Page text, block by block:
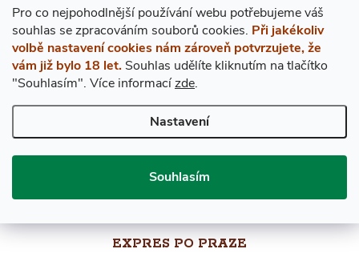
Pro co nejpohodlnější používání webu potřebujeme váš
souhlas se zpracováním souborů cookies. Při jakékoliv
volbě nastavení cookies nám zároveň potvrzujete, že
vám již bylo 18 let. Souhlas udělíte kliknutím na tlačítko
"Souhlasím". Více informacízde.
Nastavení
Souhlasím
která osloví všechny, kdo hledají výjimečnou whisky s
příběhem.
Informace oalergenech.Ygdrasil igrasil iggdrasil Yggrasil
EXPRES PO PRAZE